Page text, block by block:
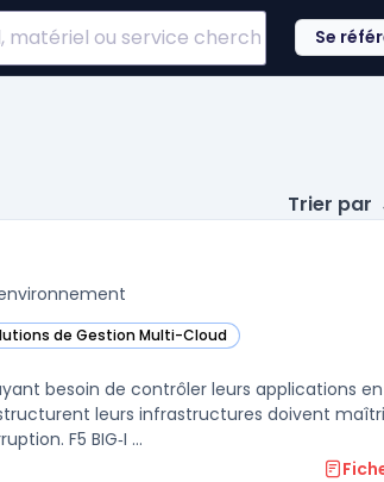
Se
Trier par
de Gestion Multi-Cloud
BIG‑IP dans cette catégorie
besoin de contrôler leurs applications en
leurs infrastructures doivent
F5 BIG‑I ...